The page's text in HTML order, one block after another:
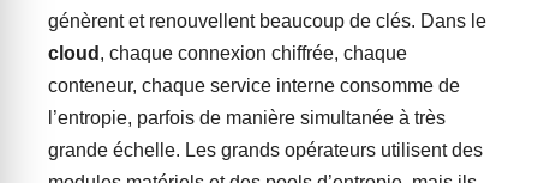
génèrent et renouvellent beaucoup de clés. Dans le
cloud , chaque connexion chiffrée, chaque
conteneur, chaque service interne consomme de
l’entropie, parfois de manière simultanée à très
grande échelle. Les grands opérateurs utilisent des